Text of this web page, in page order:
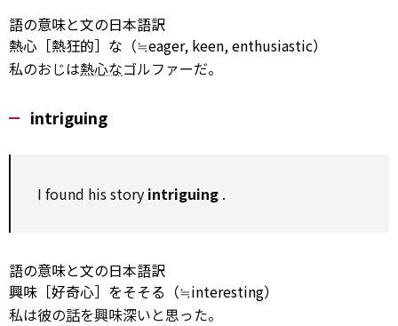
語の意味と文の日本語訳
熱心［熱狂的］な（≒eager, keen, enthusiastic）
私のおじは熱心なゴルファーだ。
intriguing
I found his story intriguing .
語の意味と文の日本語訳
興味［好奇心］をそそる（≒interesting）
私は彼の話を興味深いと思った。